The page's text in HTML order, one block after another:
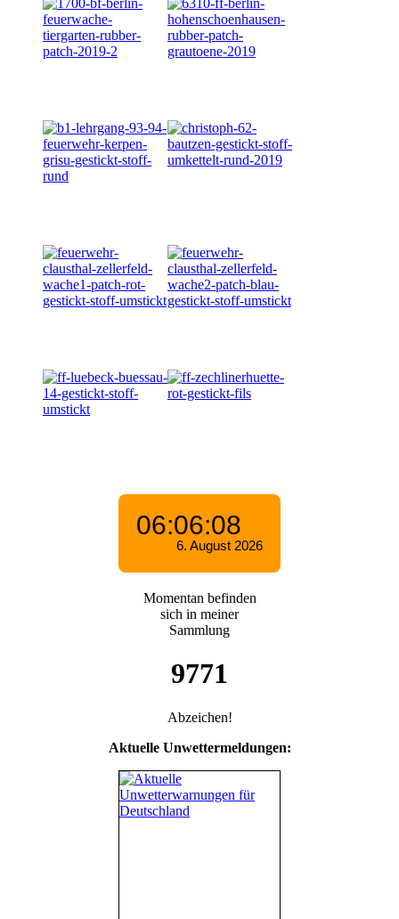
Momentan befinden
sich in meiner
Sammlung
9771
Abzeichen!
Aktuelle Unwettermeldungen: